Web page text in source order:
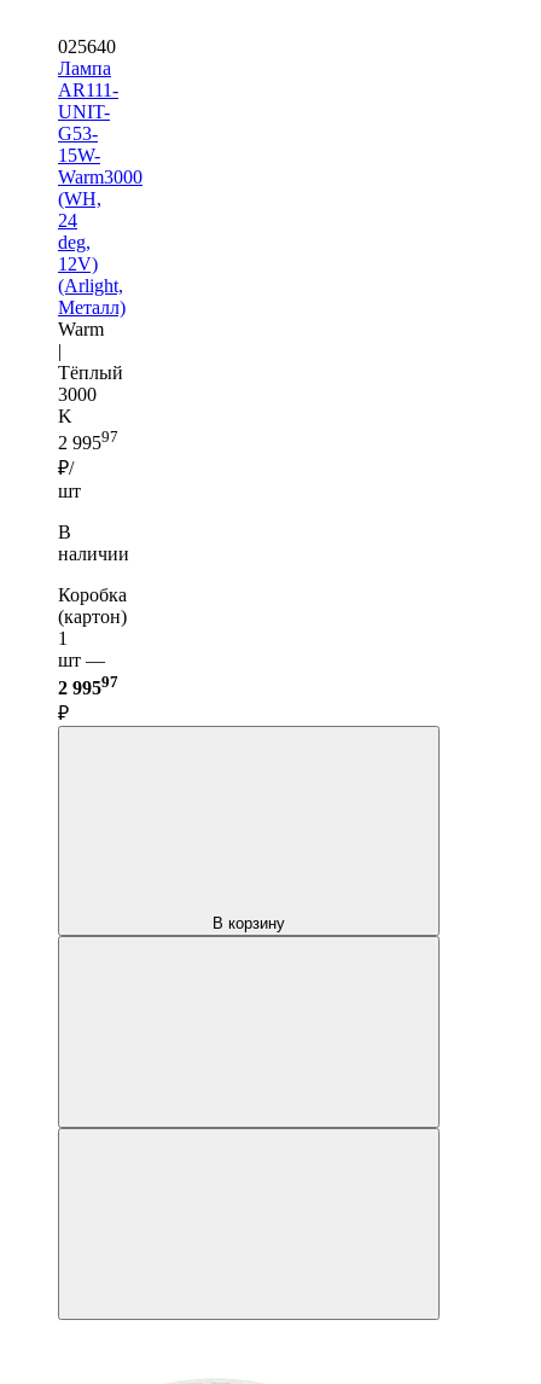
025640
Лампа
AR111-
UNIT-
G53-
15W-
Warm3000
(WH,
24
deg,
12V)
(Arlight,
Металл)
Warm
|
Тёплый
3000
K
2 99597
₽/
шт
В
наличии
Коробка
(картон)
1
шт —
2 99597
₽
В корзину